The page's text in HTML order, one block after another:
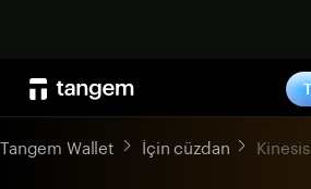
Tangem Wallet İçin cüzdan